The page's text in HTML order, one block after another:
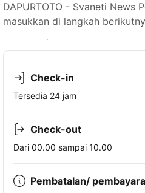
DAPURTOTO - Svaneti News
masukkan di langkah
Lihat ketersediaan
Check-in
Tersedia 24 jam
Check-out
Dari 00.00 sampai 10.00
Pembatalan/